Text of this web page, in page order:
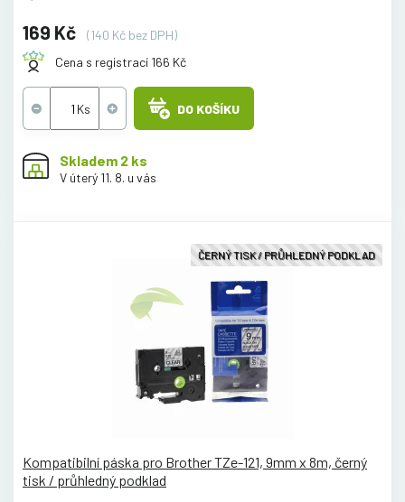
169 Kč
(140 Kč bez DPH)
Cena s registrací 166 Kč
DO KOŠÍKU
Skladem 2 ks
V úterý 11. 8. u vás
ČERNÝ TISK / PRŮHLEDNÝ PODKLAD
Kompatibilní páska pro Brother TZe-121, 9mm x 8m, černý
tisk / průhledný podklad